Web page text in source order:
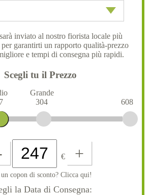
inviato al nostro fiorista locale più
garantirti un rapporto qualità-prezzo
e tempi di consegna più rapidi.
Scegli tu il Prezzo
Grande
304
608
€ +
copon di sconto? Clicca qui!
la Data di Consegna: